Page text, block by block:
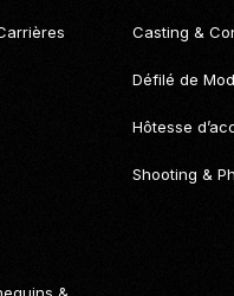
Casting &
Défilé de
Hôtesse
Shooting &
&